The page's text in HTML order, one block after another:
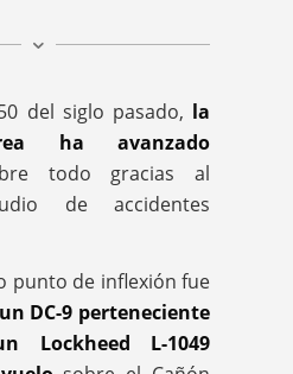
del siglo pasado, la
ha avanzado
todo gracias al
de accidentes
punto de inflexión fue
un DC-9 perteneciente
L-1049